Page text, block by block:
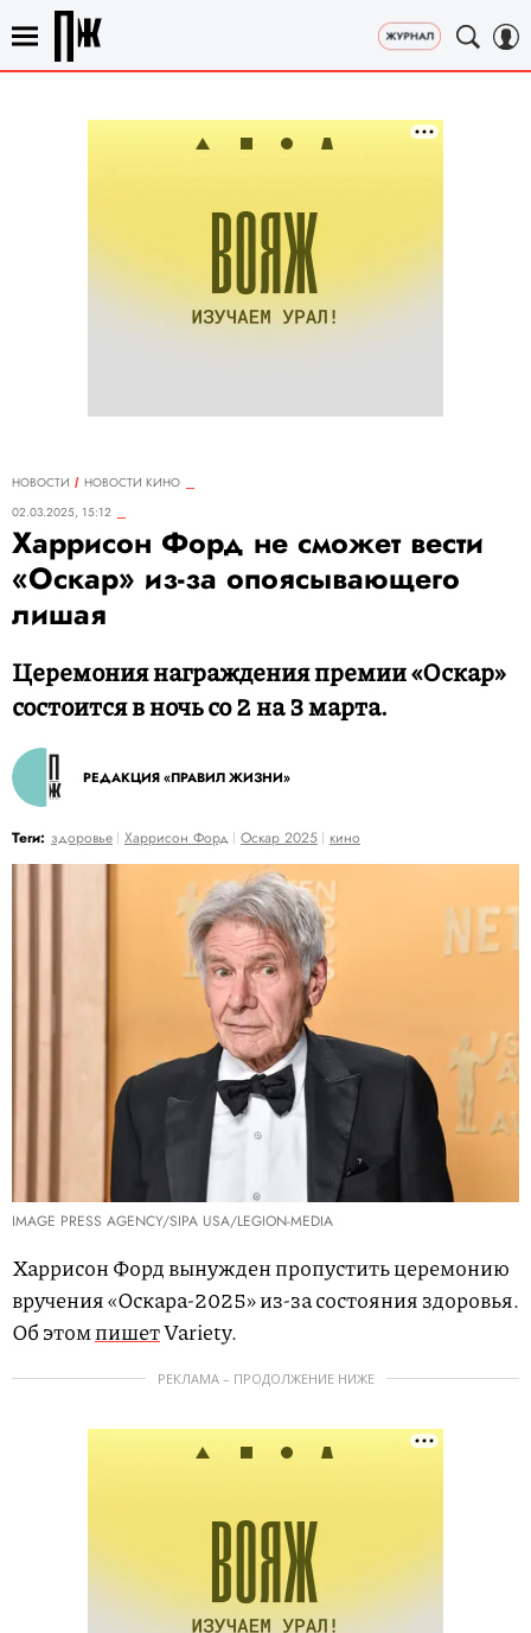
НОВОСТИ
НОВОСТИ КИНО
02.03.2025, 15:12
Харрисон Форд не сможет вести
«Оскар» из-за опоясывающего
лишая
Церемония награждения премии «Оскар»
состоится в ночь со 2 на 3 марта.
РЕДАКЦИЯ «ПРАВИЛ ЖИЗНИ»
Теги: здоровье Харрисон Форд Оскар 2025 кино
IMAGE PRESS AGENCY/SIPA USA/LEGION-MEDIA
Харрисон Форд вынужден пропустить церемонию
вручения «Оскара-2025» из-за состояния здоровья.
Об этомпишетVariety.
РЕКЛАМА – ПРОДОЛЖЕНИЕ НИЖЕ